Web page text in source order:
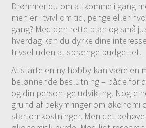
Drømmer du om at komme i gang
men er i tvivl om tid, penge eller
gang? Med den rette plan og små
hverdag kan du dyrke dine
trivsel uden at sprænge budgettet.
At starte en ny hobby kan være en
belønnende beslutning – både for
og din personlige udvikling. Nogle
grund af bekymringer om økonomi
startomkostninger. Men det